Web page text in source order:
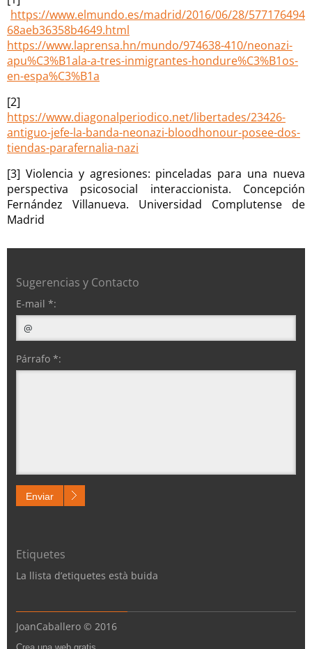
https://www.elmundo.es/madrid/2016/06/28/577176494
68aeb36358b4649.html
https://www.laprensa.hn/mundo/974638-410/neonazi-
apu%C3%B1ala-a-tres-inmigrantes-hondure%C3%B1os-
en-espa%C3%B1a
[2]
https://www.diagonalperiodico.net/libertades/23426-
antiguo-jefe-la-banda-neonazi-bloodhonour-posee-dos-
tiendas-parafernalia-nazi
[3] Violencia y agresiones: pinceladas para una nueva
perspectiva psicosocial interaccionista. Concepción
Fernández Villanueva. Universidad Complutense de
Madrid
Sugerencias y Contacto
E-mail *:
Párrafo *:
Enviar
Etiquetes
La llista dʼetiquetes està buida
JoanCaballero © 2016